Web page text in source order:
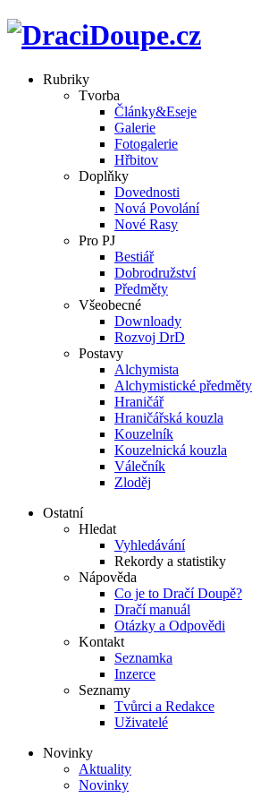
Rubriky
Tvorba
Články&Eseje
Galerie
Fotogalerie
Hřbitov
Doplňky
Dovednosti
Nová Povolání
Nové Rasy
Pro PJ
Bestiář
Dobrodružství
Předměty
Všeobecné
Downloady
Rozvoj DrD
Postavy
Alchymista
Alchymistické předměty
Hraničář
Hraničářská kouzla
Kouzelník
Kouzelnická kouzla
Válečník
Zloděj
Ostatní
Hledat
Vyhledávání
Rekordy a statistiky
Nápověda
Co je to Dračí Doupě?
Dračí manuál
Otázky a Odpovědi
Kontakt
Seznamka
Inzerce
Seznamy
Tvůrci a Redakce
Uživatelé
Novinky
Aktuality
Novinky